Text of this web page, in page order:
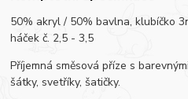
50% akryl / 50% bavlna, klubíčko
háček č. 2,5 - 3,5
Příjemná směsová příze s
šátky, svetříky, šatičky.